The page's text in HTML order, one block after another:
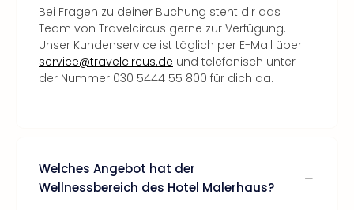
Bei Fragen zu deiner Buchung steht dir das
Team von Travelcircus gerne zur Verfügung.
Unser Kundenservice ist täglich per E-Mail über
service@travelcircus.de und telefonisch unter
der Nummer 030 5444 55 800 für dich da.
Welches Angebot hat der
Wellnessbereich des Hotel Malerhaus?